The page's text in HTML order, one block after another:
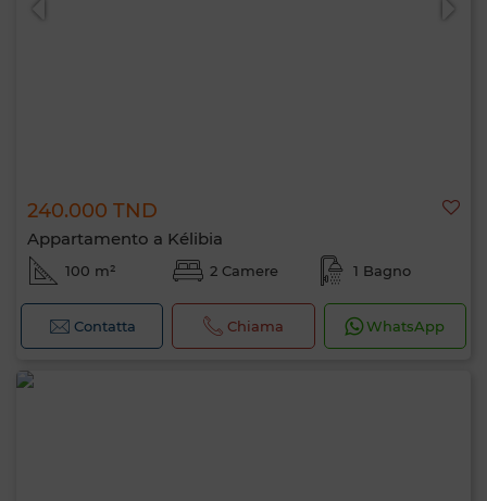
240.000 TND
Appartamento a Kélibia
100 m² 2 Camere 1 Bagno
Contatta Chiama WhatsApp